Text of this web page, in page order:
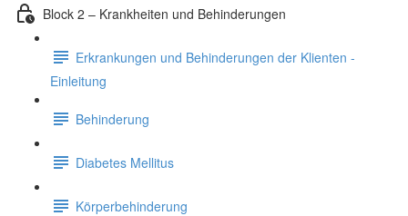
Block 2 – Krankheiten und Behinderungen
Erkrankungen und Behinderungen der Klienten -
Einleitung
Behinderung
Diabetes Mellitus
Körperbehinderung